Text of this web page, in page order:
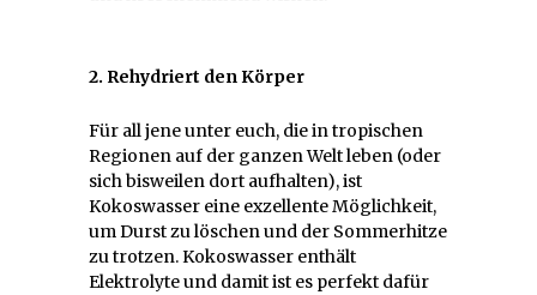
2. Rehydriert den Körper
Für all jene unter euch, die in tropischen
Regionen auf der ganzen Welt leben (oder
sich bisweilen dort aufhalten), ist
Kokoswasser eine exzellente Möglichkeit,
um Durst zu löschen und der Sommerhitze
zu trotzen. Kokoswasser enthält
Elektrolyte und damit ist es perfekt dafür